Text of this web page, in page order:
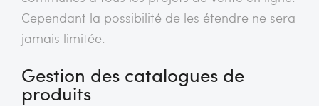
Cependant la possibilité de les étendre ne sera
jamais limitée.
Gestion des catalogues de
produits